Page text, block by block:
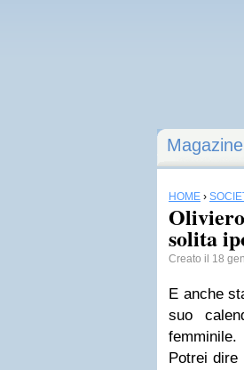
HOME ›
solita
Creato il 18
E anche
suo
femminile.
Potrei dire